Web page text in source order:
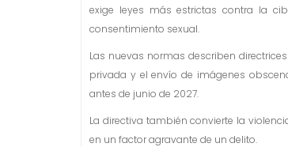
exige leyes más estrictas contra la
consentimiento sexual.
Las nuevas normas describen
privada y el envío de imágenes
antes de junio de 2027.
La directiva también convierte la
en un factor agravante de un delito.